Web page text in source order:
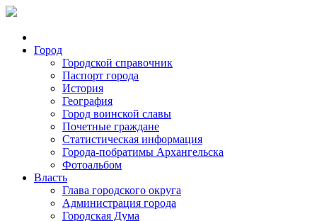
Город
Городской справочник
Паспорт города
История
География
Город воинской славы
Почетные граждане
Статистическая информация
Города-побратимы Архангельска
Фотоальбом
Власть
Глава городского округа
Администрация города
Городская Дума